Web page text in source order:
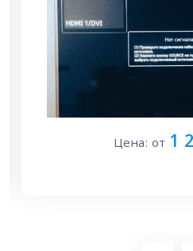
Цена: от 1